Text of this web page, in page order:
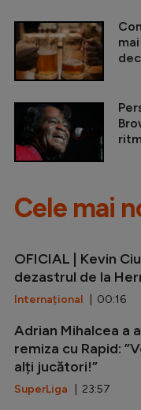
Cele mai
OFICIAL | Kevin
dezastrul de la
Internațional | 00:16
Adrian Mihalcea a
remiza cu Rapid:
alți jucători!”
SuperLiga | 23:57